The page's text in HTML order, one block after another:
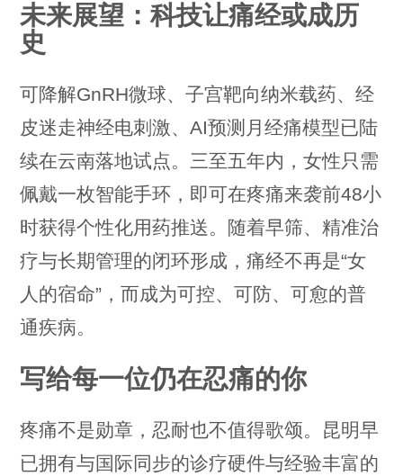
未来展望：科技让痛经或成历
史
可降解GnRH微球、子宫靶向纳米载药、经
皮迷走神经电刺激、AI预测月经痛模型已陆
续在云南落地试点。三至五年内，女性只需
佩戴一枚智能手环，即可在疼痛来袭前48小
时获得个性化用药推送。随着早筛、精准治
疗与长期管理的闭环形成，痛经不再是“女
人的宿命”，而成为可控、可防、可愈的普
通疾病。
写给每一位仍在忍痛的你
疼痛不是勋章，忍耐也不值得歌颂。昆明早
已拥有与国际同步的诊疗硬件与经验丰富的